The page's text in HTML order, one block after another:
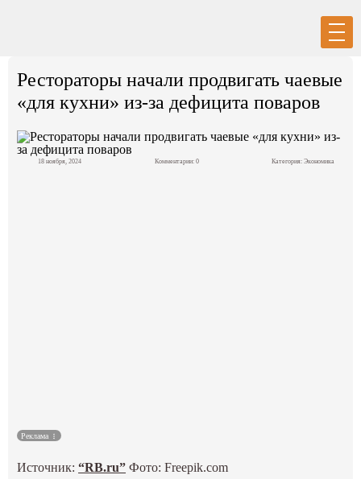
Спецпроекты
Рестораторы начали продвигать чаевые
«для кухни» из-за дефицита поваров
18 ноября, 2024 Комментарии: 0 Категория: Экономика
Реклама
Источник:“RB.ru” Фото: Freepik.com